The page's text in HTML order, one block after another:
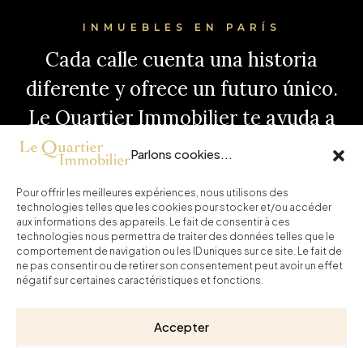
Parlons cookies...
Pour offrir les meilleures expériences, nous utilisons des
technologies telles que les cookies pour stocker et/ou accéder
aux informations des appareils. Le fait de consentir à ces
technologies nous permettra de traiter des données telles que le
comportement de navigation ou les ID uniques sur ce site. Le fait de
ne pas consentir ou de retirer son consentement peut avoir un effet
négatif sur certaines caractéristiques et fonctions.
Accepter
INMUEBLES EN PARÍS
Cada calle cuenta una historia
diferente y ofrece un futuro único.
Le Quartier Immobilier te ayuda a
elegir la tuya, con inmuebles
confianza. Continúa tu visita aquí.
Inicio Comprar Noticias Contacto